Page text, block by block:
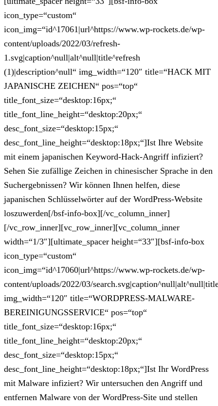
icon_type=“custom“
icon_img=“id^17061|url^https://www.wp-rockets.de/wp-
content/uploads/2022/03/refresh-
1.svg|caption^null|alt^null|title^refresh
(1)|description^null“ img_width=“120″ title=“HACK MIT
JAPANISCHE ZEICHEN“ pos=“top“
title_font_size=“desktop:16px;“
title_font_line_height=“desktop:20px;“
desc_font_size=“desktop:15px;“
desc_font_line_height=“desktop:18px;“]Ist Ihre Website
mit einem japanischen Keyword-Hack-Angriff infiziert?
Sehen Sie zufällige Zeichen in chinesischer Sprache in den
Suchergebnissen? Wir können Ihnen helfen, diese
japanischen Schlüsselwörter auf der WordPress-Website
loszuwerden[/bsf-info-box][/vc_column_inner]
[/vc_row_inner][vc_row_inner][vc_column_inner
width=“1/3″][ultimate_spacer height=“33″][bsf-info-box
icon_type=“custom“
icon_img=“id^17060|url^https://www.wp-rockets.de/wp-
content/uploads/2022/03/
img_width=“120″ title=“WORDPRESS-MALWARE-
BEREINIGUNGSSERVICE“ pos=“top“
title_font_size=“desktop:16px;“
title_font_line_height=“desktop:20px;“
desc_font_size=“desktop:15px;“
desc_font_line_height=“desktop:18px;“]Ist Ihr WordPress
mit Malware infiziert? Wir untersuchen den Angriff und
entfernen Malware von der WordPress-Site und stellen